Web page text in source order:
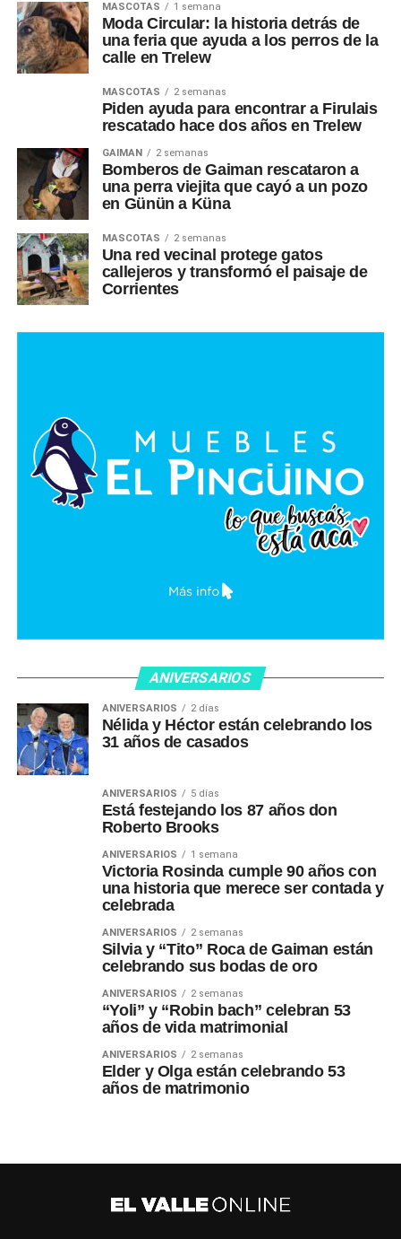
MASCOTAS 1 semana
Moda Circular: la historia detrás de
una feria que ayuda a los perros de la
calle en Trelew
MASCOTAS 2 semanas
Piden ayuda para encontrar a Firulais
rescatado hace dos años en Trelew
GAIMAN 2 semanas
Bomberos de Gaiman rescataron a
una perra viejita que cayó a un pozo
en Günün a Küna
MASCOTAS 2 semanas
Una red vecinal protege gatos
callejeros y transformó el paisaje de
Corrientes
ANIVERSARIOS
ANIVERSARIOS 2 días
Nélida y Héctor están celebrando los
31 años de casados
ANIVERSARIOS 5 días
Está festejando los 87 años don
Roberto Brooks
ANIVERSARIOS 1 semana
Victoria Rosinda cumple 90 años con
una historia que merece ser contada y
celebrada
ANIVERSARIOS 2 semanas
Silvia y “Tito” Roca de Gaiman están
celebrando sus bodas de oro
ANIVERSARIOS 2 semanas
“Yoli” y “Robin bach” celebran 53
años de vida matrimonial
ANIVERSARIOS 2 semanas
Elder y Olga están celebrando 53
años de matrimonio